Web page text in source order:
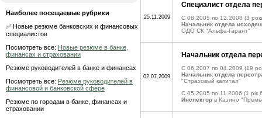
Наиболее посещаемые рубрики
✅ Новые резюме банковских и финансовых
специалистов
Посмотреть все: Новые резюме в банке,
финансах и страховании
Резюме руководителей в банке и финансах
Посмотреть все: Резюме руководителей в
финансовой и банковской сфере
Резюме по городам в банке, финансах и
страховании
25.11.2009
Специалист отдела
C 08.2005 по 12.2008 (3
Начальник отдела
ОДО СК "Альфа-Гарант"
02.07.2009
Начальник отдела
C 06.2007 по 04.2009 (19
Начальник отдела
"Страховый капитал"
C 05.2005 по 11.2006 (1 рік
Инспектор в Казино